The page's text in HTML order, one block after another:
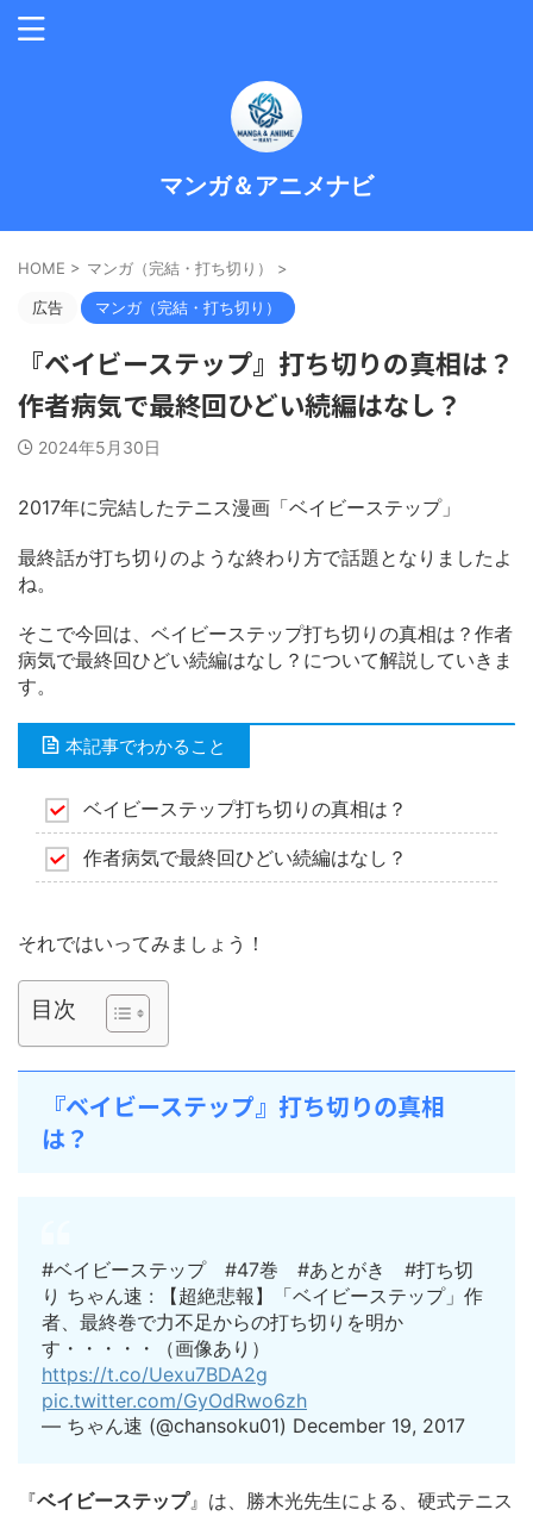
マンガ＆アニメナビ
HOME > マンガ（完結・打ち切り） >
広告 マンガ（完結・打ち切り）
『ベイビーステップ』打ち切りの真相は？
作者病気で最終回ひどい続編はなし？
2024年5月30日
2017年に完結したテニス漫画「ベイビーステップ」
最終話が打ち切りのような終わり方で話題となりましたよ
ね。
そこで今回は、ベイビーステップ打ち切りの真相は？作者
病気で最終回ひどい続編はなし？について解説していきま
す。
本記事でわかること
ベイビーステップ打ち切りの真相は？
作者病気で最終回ひどい続編はなし？
それではいってみましょう！
目次
『ベイビーステップ』打ち切りの真相
は？
#ベイビーステップ #47巻 #あとがき #打ち切
り ちゃん速 : 【超絶悲報】「ベイビーステップ」作
者、最終巻で力不足からの打ち切りを明か
す・・・・・（画像あり）
https://t.co/Uexu7BDA2g
pic.twitter.com/GyOdRwo6zh
— ちゃん速 (@chansoku01) December 19, 2017
『ベイビーステップ』は、勝木光先生による、硬式テニス